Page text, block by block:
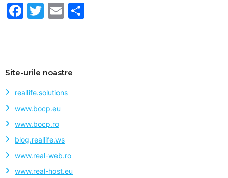
F
a
b
o
o
k
T
w
E
m h
Site-urile noastre
reallife.solutions
www.bocp.eu
www.bocp.ro
blog.reallife.ws
www.real-web.ro
www.real-host.eu